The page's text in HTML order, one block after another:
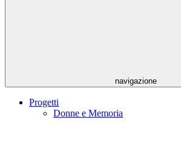
navigazione
Progetti
Donne e Memoria